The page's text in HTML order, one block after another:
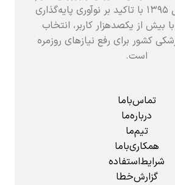
پزشکی که از سال ۱۳۹۵ با تاکید بر نوآوری پایه‌گذاری
بیش از یکصدهزار کاربر، انتخاب
کشور برای رفع نیازهای روزمره
است.
تماس‌باما
درباره‌ما
تیم‌ما
همکاری‌باما
شرایط‌استفاده
گزارش‌خطا